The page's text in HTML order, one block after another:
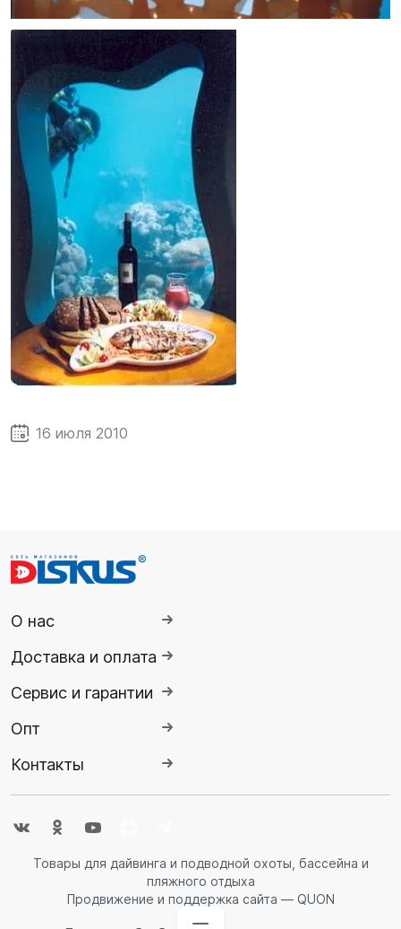
16 июля 2010
О нас
Доставка и оплата
Сервис и гарантии
Опт
Контакты
Товары для дайвинга и подводной охоты, бассейна и
пляжного отдыха
Продвижение и поддержка сайта — QUON